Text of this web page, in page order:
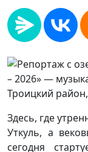
Троицкий
Здесь, где
Уткуль, а
сегодня